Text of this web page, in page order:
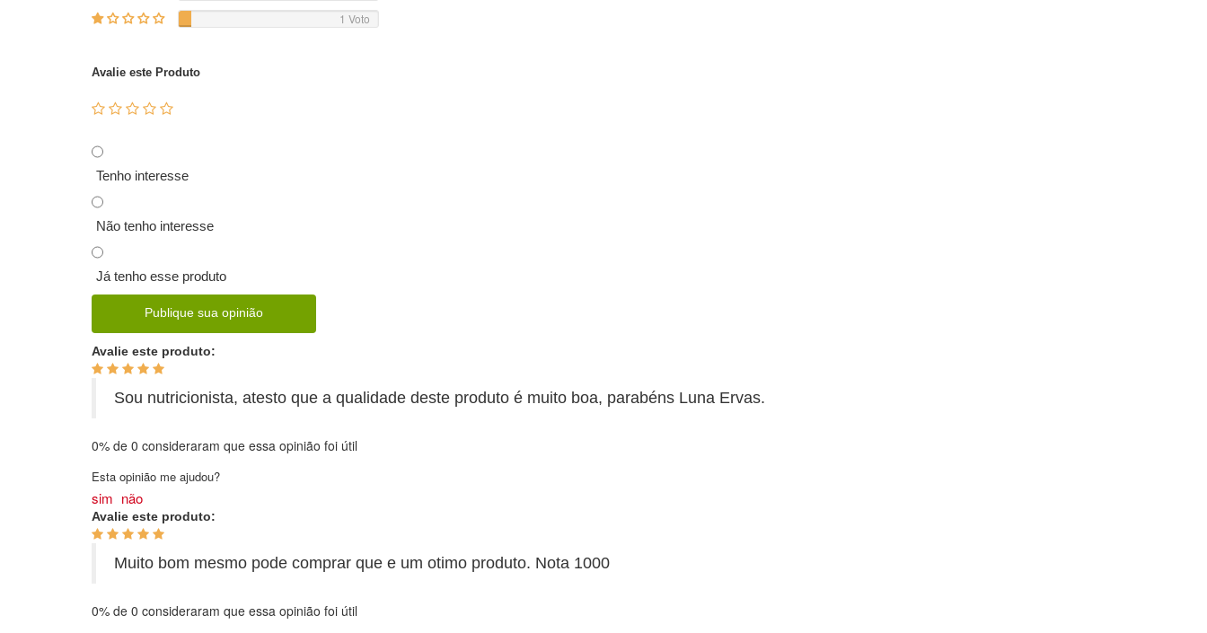
1 Voto
Avalie este Produto
Tenho interesse
Não tenho interesse
Já tenho esse produto
Publique sua opinião
Avalie este produto:
Sou nutricionista, atesto que a qualidade deste produto é muito boa, parabéns Luna Ervas.
0% de 0 consideraram que essa opinião foi útil
Esta opinião me ajudou?
sim não
Avalie este produto:
Muito bom mesmo pode comprar que e um otimo produto. Nota 1000
0% de 0 consideraram que essa opinião foi útil